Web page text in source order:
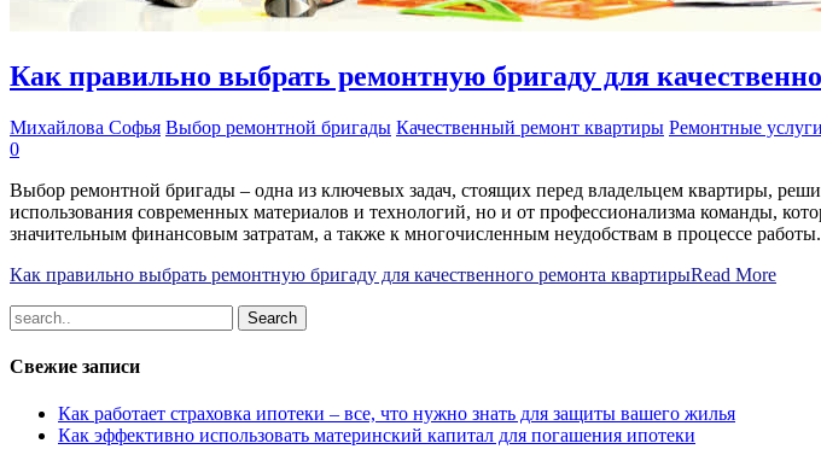
Как правильно выбрать ремонтную бригаду для
Михайлова Софья Выбор ремонтной бригады Качественный ремонт квартиры Ремонтные
0
Выбор ремонтной бригады – одна из ключевых задач, стоящих перед владельцем квартиры,
использования современных материалов и технологий, но и от профессионализма команды,
значительным финансовым затратам, а также к многочисленным неудобствам в процессе
Как правильно выбрать ремонтную бригаду для качественного ремонта квартирыRead More
Свежие записи
Как работает страховка ипотеки – все, что нужно знать для защиты вашего жилья
Как эффективно использовать материнский капитал для погашения ипотеки